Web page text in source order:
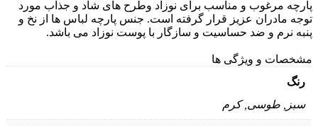
مرغوب و مناسب برای نوزاد وطرح های شاد و جذاب مورد
مادران عزیز قرار گرفته است. جنس پارچه لباس ها از نخ و
نرم و ضد حساسیت و سازگار با پوست نوزاد می باشد.
و ویژگی ها
رنگ
سبز, طوسی, کرم